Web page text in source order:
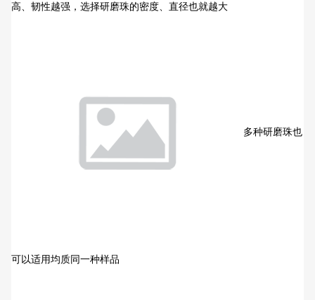
高、韧性越强，选择研磨珠的密度、直径也就越大
多种研磨珠也
可以适用均质同一种样品